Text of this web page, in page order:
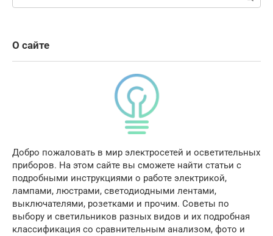
О сайте
Добро пожаловать в мир электросетей и осветительных
приборов. На этом сайте вы сможете найти статьи с
подробными инструкциями о работе электрикой,
лампами, люстрами, светодиодными лентами,
выключателями, розетками и прочим. Советы по
выбору и светильников разных видов и их подробная
классификация со сравнительным анализом, фото и